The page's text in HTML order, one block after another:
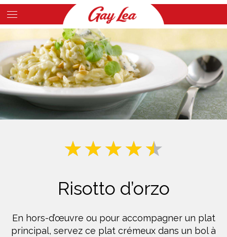
Skip
to
content
Content
Risotto d’orzo
En hors-d’œuvre ou pour accompagner un plat
principal, servez ce plat crémeux dans un bol à